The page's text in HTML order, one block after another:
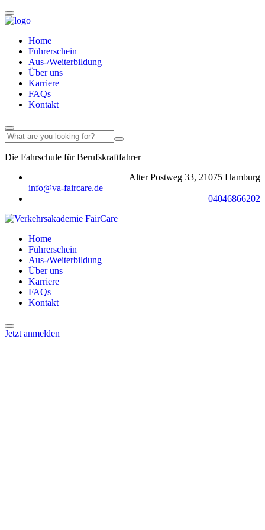
Home
Führerschein
Aus-/Weiterbildung
Über uns
Karriere
FAQs
Kontakt
Die Fahrschule für Berufskraftfahrer
Alter Postweg 33, 21075 Hamburg
info@va-faircare.de
04046866202
Home
Führerschein
Aus-/Weiterbildung
Über uns
Karriere
FAQs
Kontakt
Jetzt anmelden